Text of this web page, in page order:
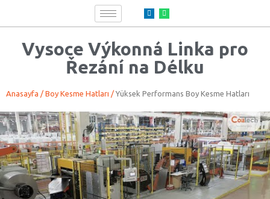
Vysoce Výkonná Linka pro
Řezání na Délku
Anasayfa / Boy Kesme Hatları / Yüksek Performans Boy Kesme Hatları